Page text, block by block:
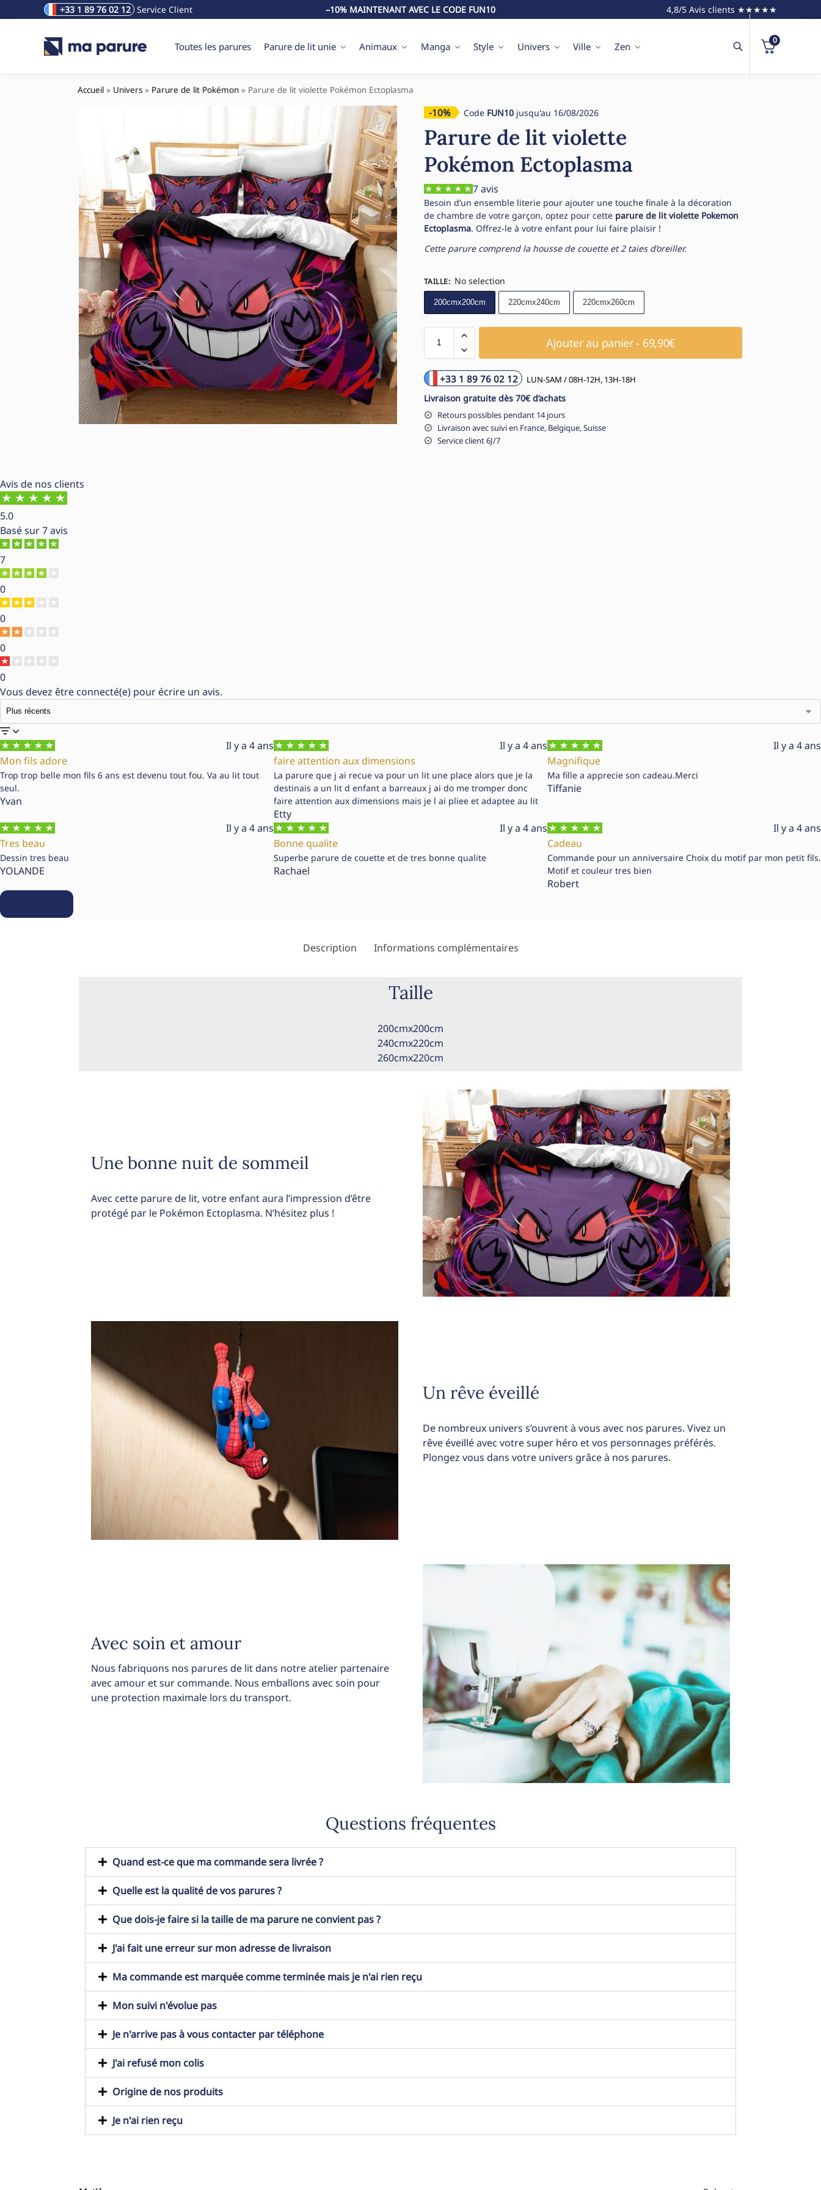
+33 1 89 76 02 12 Service Client –10% MAINTENANT AVEC LE CODE FUN10 4,8/5 Avis clients ★★★★★
Toutes les parures Parure de lit unie Animaux Manga Style Univers Ville Zen
Rechercher un produit
0
Accueil » Univers » Parure de lit Pokémon » Parure de lit violette Pokémon Ectoplasma
-10% Code FUN10jusqu'au 16/08/2026
Parure de lit violette
Pokémon Ectoplasma
7 avis
Besoin d’un ensemble literie pour ajouter une touche finale à la décoration
de chambre de votre garçon, optez pour cette parure de lit violette Pokemon
Ectoplasma. Offrez-le à votre enfant pour lui faire plaisir !
Cette parure comprend la housse de couette et 2 taies d’oreiller.
TAILLE: No selection
200cmx200cm 220cmx240cm 220cmx260cm
Ajouter au panier - 69,90€
+33 1 89 76 02 12 LUN-SAM / 08H-12H, 13H-18H
Livraison gratuite dès 70€ d’achats
Retours possibles pendant 14 jours
Livraison avec suivi en France, Belgique, Suisse
Service client 6J/7
Avis de nos clients
5.0
Basé sur7 avis
7
0
0
0
0
Vous devez être connecté(e) pour écrire un avis.
Il y a 4 ans
Mon fils adore
Trop trop belle mon fils 6 ans est devenu tout fou. Va au lit tout
seul.
Yvan
Il y a 4 ans
faire attention aux dimensions
La parure que j ai recue va pour un lit une place alors que je la
destinais a un lit d enfant a barreaux j ai do me tromper donc
faire attention aux dimensions mais je l ai pliee et adaptee au lit
Etty
Il y a 4 ans
Magnifique
Ma fille a apprecie son cadeau.Merci
Tiffanie
Il y a 4 ans
Tres beau
Dessin tres beau
YOLANDE
Il y a 4 ans
Bonne qualite
Superbe parure de couette et de tres bonne qualite
Rachael
Il y a 4 ans
Cadeau
Commande pour un anniversaire Choix du motif par mon petit fils.
Motif et couleur tres bien
Robert
Description Informations complémentaires
Taille
200cmx200cm
240cmx220cm
260cmx220cm
Une bonne nuit de sommeil
Avec cette parure de lit, votre enfant aura l’impression d’être
protégé par le Pokémon Ectoplasma. N’hésitez plus !
Un rêve éveillé
De nombreux univers s’ouvrent à vous avec nos parures. Vivez un
rêve éveillé avec votre super héro et vos personnages préférés.
Plongez vous dans votre univers grâce à nos parures.
Avec soin et amour
Nous fabriquons nos parures de lit dans notre atelier partenaire
avec amour et sur commande. Nous emballons avec soin pour
une protection maximale lors du transport.
Questions fréquentes
Quand est-ce que ma commande sera livrée ?
Quelle est la qualité de vos parures ?
Que dois-je faire si la taille de ma parure ne convient pas ?
J'ai fait une erreur sur mon adresse de livraison
Ma commande est marquée comme terminée mais je n'ai rien reçu
Mon suivi n'évolue pas
Je n'arrive pas à vous contacter par téléphone
J'ai refusé mon colis
Origine de nos produits
Je n'ai rien reçu